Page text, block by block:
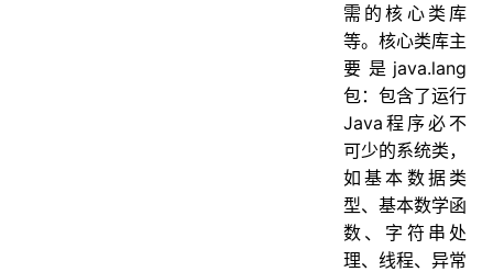
需的核心类库
等。核心类库主
要是java.lang
包：包含了运行
Java程序必不
可少的系统类，
如基本数据类
型、基本数学函
数、字符串处
理、线程、异常